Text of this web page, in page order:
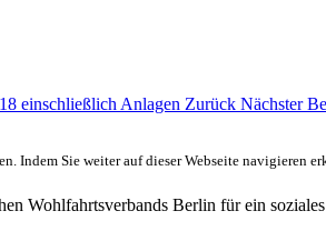
einschließlich Anlagen Zurück Nächster
Indem Sie weiter auf dieser Webseite navigieren
Wohlfahrtsverbands Berlin für ein